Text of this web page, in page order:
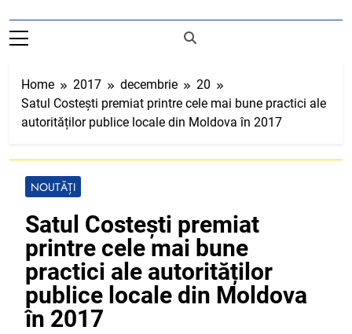
Home 2017 decembrie
20
Satul Costești premiat printre cele mai bune practici ale
autorităților publice locale din Moldova în 2017
NOUTĂȚI
Satul Costești premiat
printre cele mai bune
practici ale autorităților
publice locale din Moldova
în 2017